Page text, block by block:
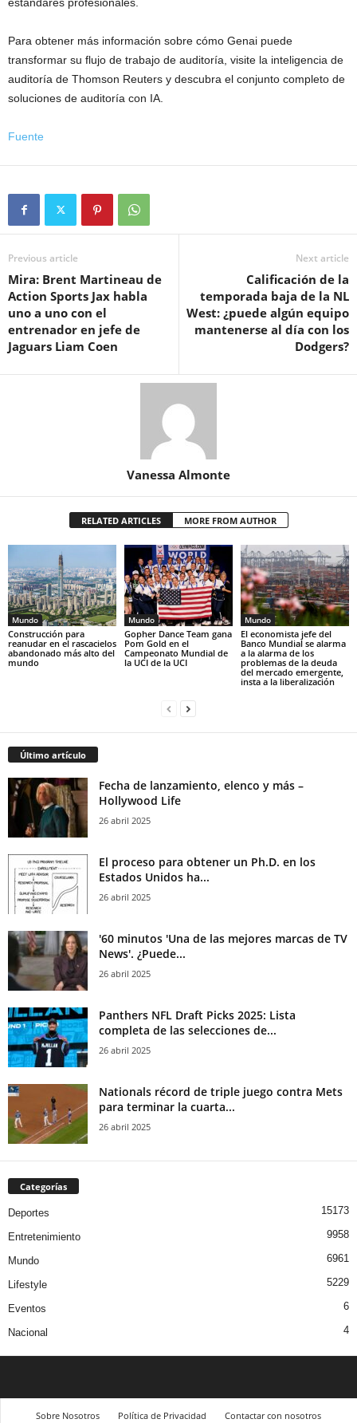
estándares profesionales.
Para obtener más información sobre cómo Genai puede
transformar su flujo de trabajo de auditoría, visite la inteligencia de
auditoría de Thomson Reuters y descubra el conjunto completo de
soluciones de auditoría con IA.
Fuente
Previous article
Mira: Brent Martineau de
Action Sports Jax habla
uno a uno con el
entrenador en jefe de
Jaguars Liam Coen
Next article
Calificación de la
temporada baja de la NL
West: ¿puede algún equipo
mantenerse al día con los
Dodgers?
Vanessa Almonte
RELATED ARTICLES MORE FROM AUTHOR
Mundo
Construcción para
reanudar en el rascacielos
abandonado más alto del
mundo
Mundo
Gopher Dance Team gana
Pom Gold en el
Campeonato Mundial de
la UCI de la UCI
Mundo
El economista jefe del
Banco Mundial se alarma
a la alarma de los
problemas de la deuda
del mercado emergente,
insta a la liberalización
Último artículo
Fecha de lanzamiento, elenco y más –
Hollywood Life
26 abril 2025
El proceso para obtener un Ph.D. en los
Estados Unidos ha...
26 abril 2025
'60 minutos 'Una de las mejores marcas de TV
News'. ¿Puede...
26 abril 2025
Panthers NFL Draft Picks 2025: Lista
completa de las selecciones de...
26 abril 2025
Nationals récord de triple juego contra Mets
para terminar la cuarta...
26 abril 2025
Categorías
Deportes 15173
Entretenimiento 9958
Mundo 6961
Lifestyle 5229
Eventos 6
Nacional 4
Sobre Nosotros Política de Privacidad Contactar con nosotros